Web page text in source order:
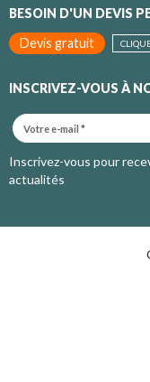
BESOIN D'UN DEVIS
Devis gratuit
INSCRIVEZ-VOUS À
Inscrivez-vous pour
actualités